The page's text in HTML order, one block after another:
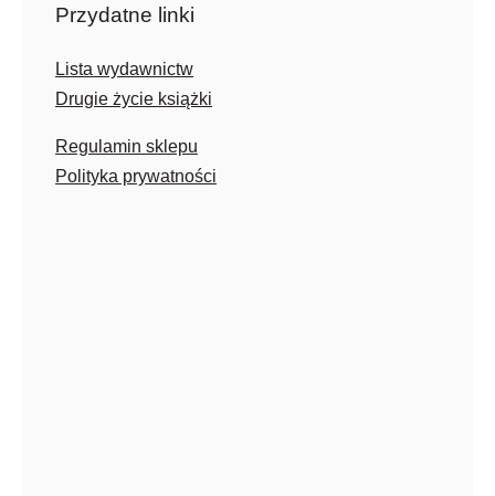
Przydatne linki
Lista wydawnictw
Drugie życie książki
Regulamin sklepu
Polityka prywatności